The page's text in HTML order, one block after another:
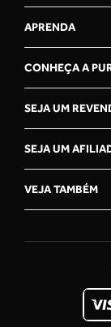
APRENDA
CONHEÇA A
SEJA UM
SEJA UM
VEJA TAMBÉM
OLÁ,
DE